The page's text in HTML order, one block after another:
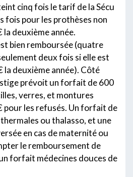
cinq fois le tarif de la Sécu
fois pour les prothèses non
deuxième année.
bien remboursée (quatre
deux fois si elle est
la deuxième année). Côté
prévoit un forfait de 600
verres, et montures
pour les refusés. Un forfait de
ou thalasso, et une
en cas de maternité ou
le remboursement de
forfait médecines douces de